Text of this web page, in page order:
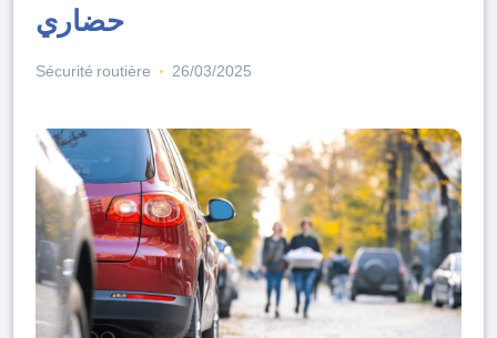
حضاري
Sécurité routière 26/03/2025